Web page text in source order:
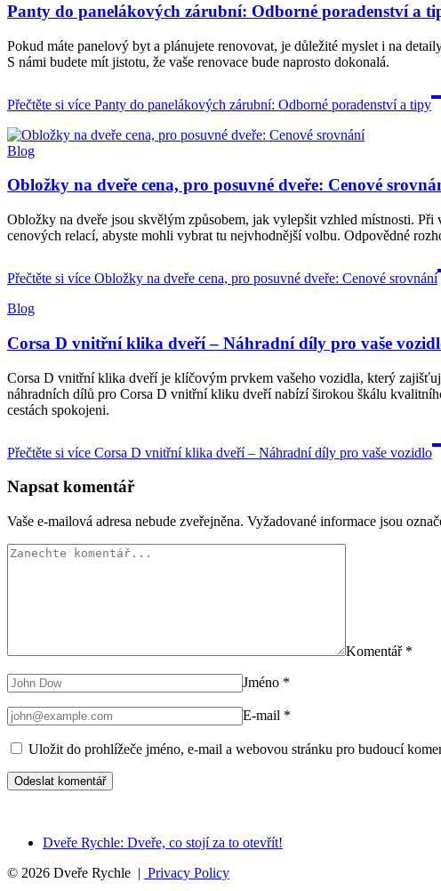
Panty do panelákových zárubní: Odborné poradenství a
Pokud máte panelový byt a plánujete renovovat, je důležité myslet i na
S námi budete mít jistotu, že vaše renovace bude naprosto dokonalá.
Přečtěte si více Panty do panelákových zárubní: Odborné poradenství a tipy
Blog
Obložky na dveře cena, pro posuvné dveře: Cenové
Obložky na dveře jsou skvělým způsobem, jak vylepšit vzhled místnosti.
cenových relací, abyste mohli vybrat tu nejvhodnější volbu. Odpovědné
Přečtěte si více Obložky na dveře cena, pro posuvné dveře: Cenové srovnání
Blog
Corsa D vnitřní klika dveří – Náhradní díly pro vaše
Corsa D vnitřní klika dveří je klíčovým prvkem vašeho vozidla, který
náhradních dílů pro Corsa D vnitřní kliku dveří nabízí širokou škálu
cestách spokojeni.
Přečtěte si více Corsa D vnitřní klika dveří – Náhradní díly pro vaše vozidlo
Napsat komentář
Vaše e-mailová adresa nebude zveřejněna. Vyžadované informace jsou
Komentář *
Jméno *
E-mail *
Uložit do prohlížeče jméno, e-mail a webovou stránku pro budoucí
Dveře Rychle: Dveře, co stojí za to otevřít!
© 2026 Dveře Rychle | Privacy Policy